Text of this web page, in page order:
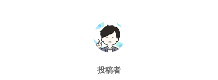
投稿者
投稿者